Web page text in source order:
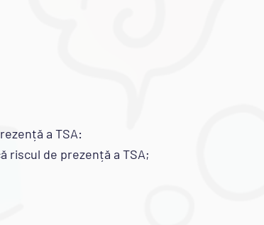
a TSA:
riscul de prezență a TSA;